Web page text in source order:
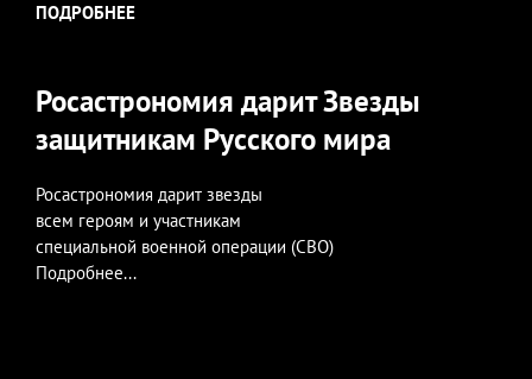
ПОДРОБНЕЕ
Росастрономия дарит Звезды
защитникам Русского мира
Росастрономия дарит звезды
всем героям и участникам
специальной военной операции (СВО)
Подробнее...